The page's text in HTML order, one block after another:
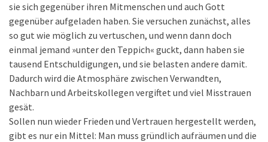
sie sich gegenüber ihren Mitmenschen und auch Gott
gegenüber aufgeladen haben. Sie versuchen zunächst, alles
so gut wie möglich zu vertuschen, und wenn dann doch
einmal jemand »unter den Teppich« guckt, dann haben sie
tausend Entschuldigungen, und sie belasten andere damit.
Dadurch wird die Atmosphäre zwischen Verwandten,
Nachbarn und Arbeitskollegen vergiftet und viel Misstrauen
gesät.
Sollen nun wieder Frieden und Vertrauen hergestellt werden,
gibt es nur ein Mittel: Man muss gründlich aufräumen und die